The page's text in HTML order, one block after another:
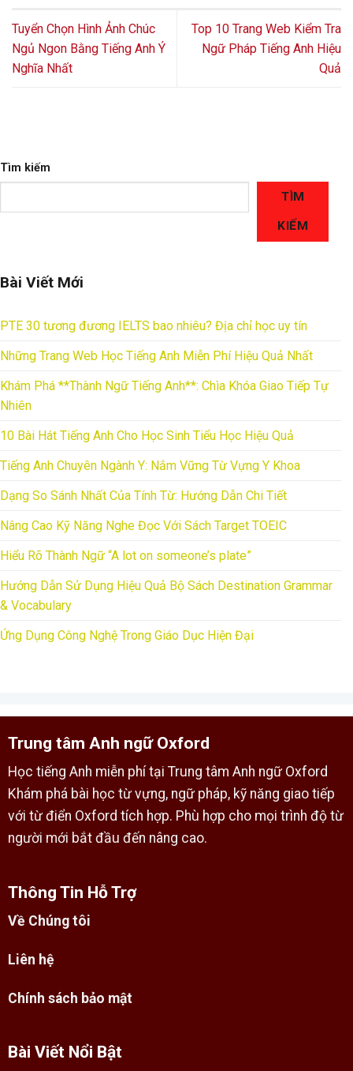
Tuyển Chọn Hình Ảnh Chúc
Ngủ Ngon Bằng Tiếng Anh Ý
Nghĩa Nhất
Top 10 Trang Web Kiểm Tra
Ngữ Pháp Tiếng Anh Hiệu
Quả
Tìm kiếm
TÌM
KIẾM
Bài Viết Mới
PTE 30 tương đương IELTS bao nhiêu? Địa chỉ học uy tín
Những Trang Web Học Tiếng Anh Miễn Phí Hiệu Quả Nhất
Khám Phá **Thành Ngữ Tiếng Anh**: Chìa Khóa Giao Tiếp Tự
Nhiên
10 Bài Hát Tiếng Anh Cho Học Sinh Tiểu Học Hiệu Quả
Tiếng Anh Chuyên Ngành Y: Nắm Vững Từ Vựng Y Khoa
Dạng So Sánh Nhất Của Tính Từ: Hướng Dẫn Chi Tiết
Nâng Cao Kỹ Năng Nghe Đọc Với Sách Target TOEIC
Hiểu Rõ Thành Ngữ “A lot on someone’s plate”
Hướng Dẫn Sử Dụng Hiệu Quả Bộ Sách Destination Grammar
& Vocabulary
Ứng Dụng Công Nghệ Trong Giáo Dục Hiện Đại
Trung tâm Anh ngữ Oxford
Học tiếng Anh miễn phí tại Trung tâm Anh ngữ Oxford
Khám phá bài học từ vựng, ngữ pháp, kỹ năng giao tiếp
với từ điển Oxford tích hợp. Phù hợp cho mọi trình độ từ
người mới bắt đầu đến nâng cao.
Thông Tin Hỗ Trợ
Về Chúng tôi
Liên hệ
Chính sách bảo mật
Bài Viết Nổi Bật